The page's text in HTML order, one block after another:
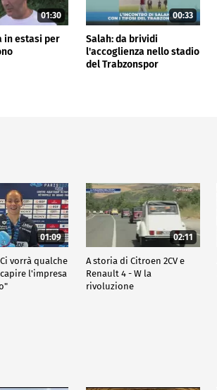
01:30
in estasi per
00:33
Salah: da brividi
l'accoglienza nello stadio
del Trabzonspor
01:09
vorrà qualche
l'impresa
02:11
A storia di Citroen 2CV e
Renault 4 - W la
rivoluzione